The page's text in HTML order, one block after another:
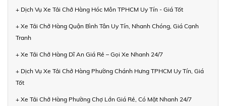
+ Dịch Vụ Xe Tải Chở Hàng Hóc Môn TPHCM Uy Tín - Giá Tốt
+ Xe Tải Chở Hàng Quận Bình Tân Uy Tín, Nhanh Chóng, Giá Cạnh
Tranh
+ Xe Tải Chở Hàng Dĩ An Giá Rẻ – Gọi Xe Nhanh 24/7
+ Dịch Vụ Xe Tải Chở Hàng Phường Chánh Hưng TPHCM Uy Tín, Giá
Tốt
+ Xe Tải Chở Hàng Phường Chợ Lớn Giá Rẻ, Có Mặt Nhanh 24/7